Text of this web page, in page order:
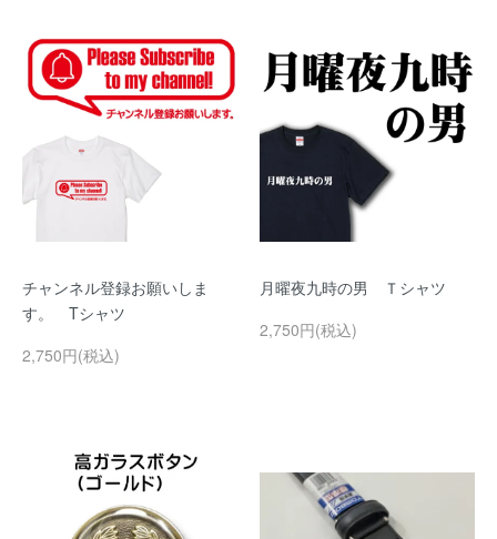
チャンネル登録お願いしま
す。 Tシャツ
2,750円(税込)
月曜夜九時の男 Ｔシャツ
2,750円(税込)